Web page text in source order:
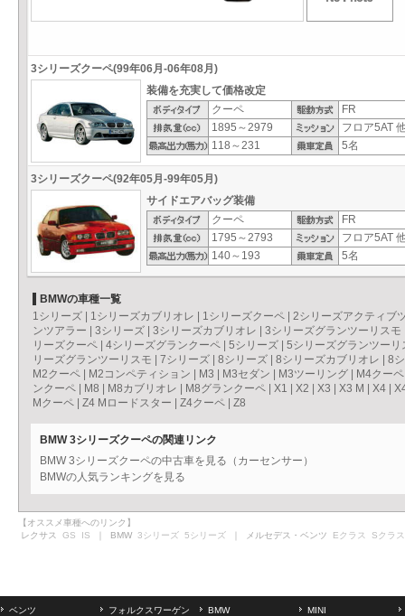
3シリーズクーペ(99年06月-06年08月)
装備を充実して価格改定
クーペ
FR
1895～2979
フロア5AT
118～231
5名
3シリーズクーペ(92年05月-99年05月)
サイドエアバッグ装備
クーペ
FR
1795～2793
フロア5AT
140～193
5名
BMWの車種一覧
1シリーズ
1シリーズカブリオレ 1シリーズクーペ
2シリーズアクティブ
ンツアラー
3シリーズ 3シリーズカブリオレ 3シリーズグランツーリスモ
リーズクーペ
4シリーズグランクーペ 5シリーズ
5シリーズグランツーリ
リーズグランツーリスモ
7シリーズ 8シリーズ 8シリーズカブリオレ
8
M2クーペ
M2コンペティション M3 M3セダン M3ツーリング M4クーペ
ンクーペ
M8 M8カブリオレ M8グランクーペ X1 X2 X3 X3 M X4
Mクーペ
Z4 Mロードスター Z4クーペ Z8
BMW 3シリーズクーペの関連リンク
BMW 3シリーズクーペの中古車を見る（カーセンサー）
BMWの人気ランキングを見る
【オススメ車種へのリンク】
レクサス GS IS ｜ BMW 3シリーズ 5シリーズ ｜ メルセデス・ベンツ Eクラス Sクラス
ベンツ フォルクスワーゲン BMW
MINI